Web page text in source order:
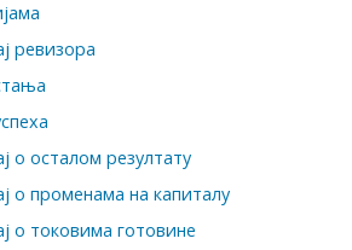
ревизора
о осталом резултату
о променама на капиталу
о токовима готовине